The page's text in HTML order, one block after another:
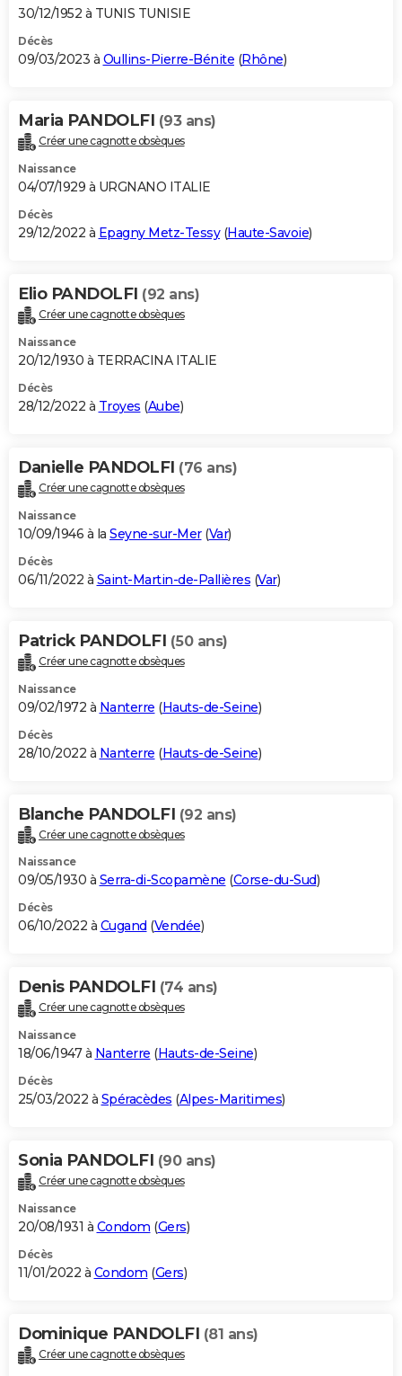
30/12/1952 à TUNIS TUNISIE
Décès
09/03/2023 à Oullins-Pierre-Bénite (Rhône)
Maria PANDOLFI (93 ans)
Créer une cagnotte obsèques
Naissance
04/07/1929 à URGNANO ITALIE
Décès
29/12/2022 à Epagny Metz-Tessy(Haute-Savoie)
Elio PANDOLFI (92 ans)
Créer une cagnotte obsèques
Naissance
20/12/1930 à TERRACINA ITALIE
Décès
28/12/2022 à Troyes (Aube)
Danielle PANDOLFI (76 ans)
Créer une cagnotte obsèques
Naissance
10/09/1946 à la Seyne-sur-Mer(Var)
Décès
06/11/2022 à Saint-Martin-de-Pallières (Var)
Patrick PANDOLFI (50 ans)
Créer une cagnotte obsèques
Naissance
09/02/1972 à Nanterre (Hauts-de-Seine)
Décès
28/10/2022 à Nanterre (Hauts-de-Seine)
Blanche PANDOLFI (92 ans)
Créer une cagnotte obsèques
Naissance
09/05/1930 à Serra-di-Scopamène (Corse-du-Sud)
Décès
06/10/2022 à Cugand (Vendée)
Denis PANDOLFI (74 ans)
Créer une cagnotte obsèques
Naissance
18/06/1947 à Nanterre (Hauts-de-Seine)
Décès
25/03/2022 à Spéracèdes (Alpes-Maritimes)
Sonia PANDOLFI (90 ans)
Créer une cagnotte obsèques
Naissance
20/08/1931 à Condom (Gers)
Décès
11/01/2022 à Condom (Gers)
Dominique PANDOLFI (81 ans)
Créer une cagnotte obsèques